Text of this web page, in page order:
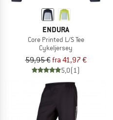
ENDURA
Core Printed L/S Tee
Cykeljersey
59,95 €fra 41,97 €
5,0(1)